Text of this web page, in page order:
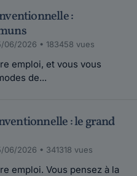
une rupture
terminer mon
salarié, j'ai reçu
qui avait d...
:
06/2026 • 183458 vues
emploi, et vous vous
de...
: le grand
06/2026 • 341318 vues
emploi. Vous pensez à la